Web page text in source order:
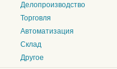
Делопроизводство
Торговля
Автоматизация
Склад
Другое